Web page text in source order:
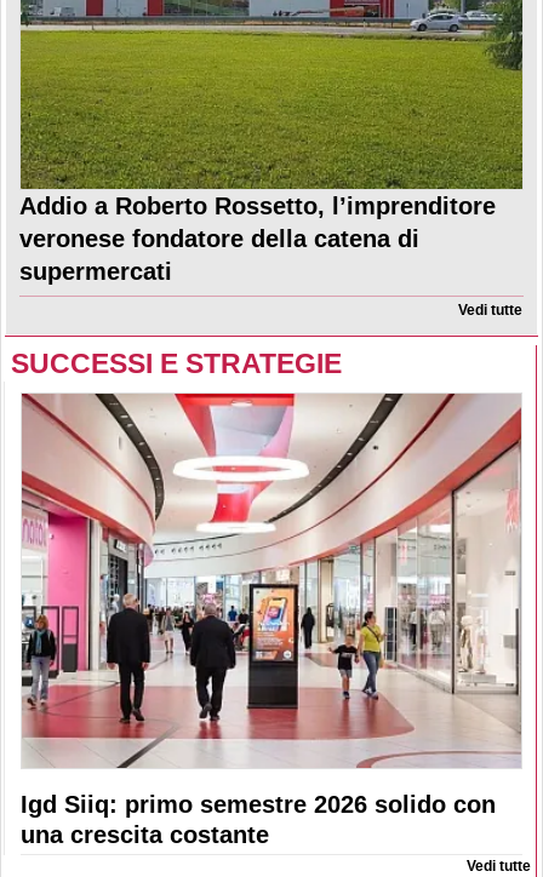
Addio a Roberto Rossetto, l’imprenditore
veronese fondatore della catena di
supermercati
Vedi tutte
SUCCESSI E STRATEGIE
Igd Siiq: primo semestre 2026 solido con
una crescita costante
Vedi tutte